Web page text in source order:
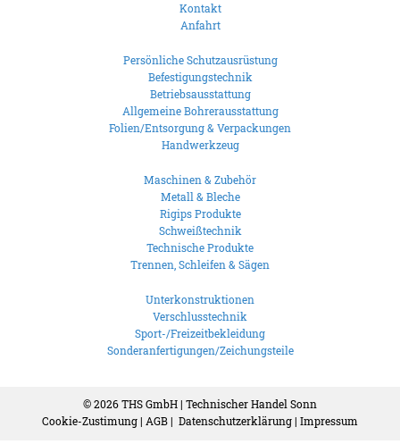
Kontakt
Anfahrt
Persönliche Schutzausrüstung
Befestigungstechnik
Betriebsausstattung
Allgemeine Bohrerausstattung
Folien/Entsorgung & Verpackungen
Handwerkzeug
Maschinen & Zubehör
Metall & Bleche
Rigips Produkte
Schweißtechnik
Technische Produkte
Trennen, Schleifen & Sägen
Unterkonstruktionen
Verschlusstechnik
Sport-/Freizeitbekleidung
Sonderanfertigungen/Zeichungsteile
© 2026THS GmbH | Technischer Handel Sonn
Cookie-Zustimung| AGB| Datenschutzerklärung| Impressum